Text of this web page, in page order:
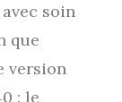
soin
que
version
: le